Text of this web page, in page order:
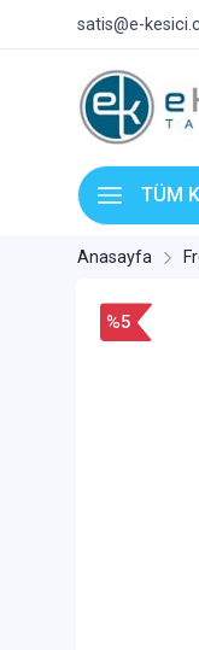
satis@e-
TÜM
Anasayfa
%5